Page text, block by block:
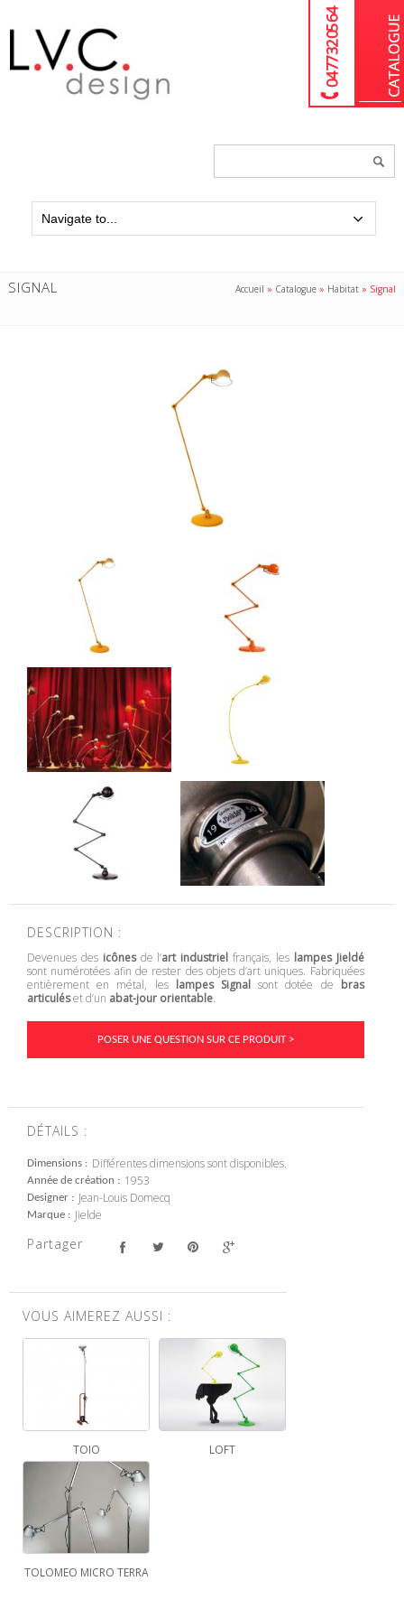
04 77 32 05 64
SIGNAL Accueil » Catalogue » Habitat » Signal
DESCRIPTION :
Devenues des icônesde l’art industriel français, les lampes Jieldé
sont numérotées afin de rester des objets d’art uniques. Fabriquées
entièrement en métal, les lampes Signalsont dotée de bras
articuléset d’un abat-jour orientable.
POSER UNE QUESTION SUR CE PRODUIT >
DÉTAILS :
Dimensions Différentes dimensions sont disponibles.
Année de création 1953
Designer Jean-Louis Domecq
Marque Jielde
Partager
VOUS AIMEREZ AUSSI :
TOIO LOFT
TOLOMEO MICRO TERRA